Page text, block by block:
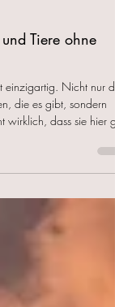
Tiere ohne
Nicht nur die
dass sie hier
leben können.